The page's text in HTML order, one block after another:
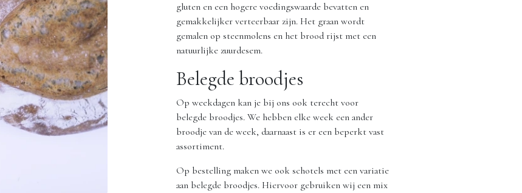
gluten en een hogere voedingswaarde bevatten en
gemakkelijker verteerbaar zijn. Het graan wordt
gemalen op steenmolens en het brood rijst met een
natuurlijke zuurdesem.
Belegde broodjes
Op weekdagen kan je bij ons ook terecht voor
belegde broodjes. We hebben elke week een ander
broodje van de week, daarnaast is er een beperkt vast
assortiment.
Op bestelling maken we ook schotels met een variatie
aan belegde broodjes. Hiervoor gebruiken wij een mix